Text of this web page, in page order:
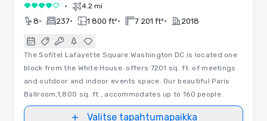
4 / 5 • 4.2 mi
8• 237• 1 800 ft²• 7 201 ft²• 2018
The Sofitel Lafayette Square Washington DC is located one
block from the White House. offers 7201 sq. ft. of meetings
and outdoor and indoor events space. Our beautiful Paris
Ballroom,1,800 sq. ft., accommodates up to 160 people.
Valitse tapahtumapaikka